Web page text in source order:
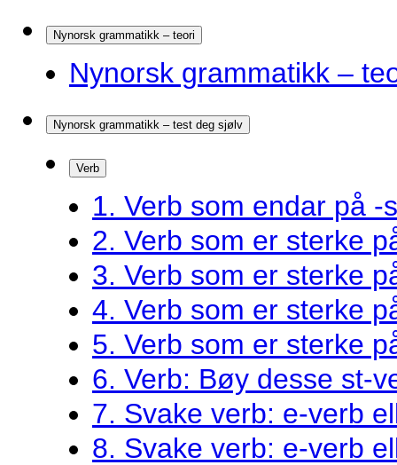
Nynorsk grammatikk – teori
Nynorsk grammatikk –
Nynorsk grammatikk – test deg sjølv
Verb
1. Verb som endar på -
2. Verb som er sterke
3. Verb som er sterke
4. Verb som er sterke
5. Verb som er sterke
6. Verb: Bøy desse st-
7. Svake verb: e-verb
8. Svake verb: e-verb